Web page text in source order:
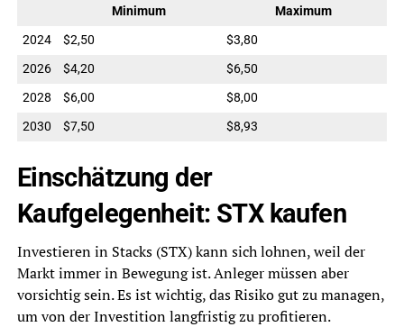
Minimum
Maximum
2024
$2,50
$3,80
2026
$4,20
$6,50
2028
$6,00
$8,00
2030
$7,50 $8,93
Einschätzung der
Kaufgelegenheit: STX kaufen
Investieren in Stacks (STX) kann sich lohnen, weil der
Markt immer in Bewegung ist. Anleger müssen aber
vorsichtig sein. Es ist wichtig, das Risiko gut zu managen,
um von der Investition langfristig zu profitieren.